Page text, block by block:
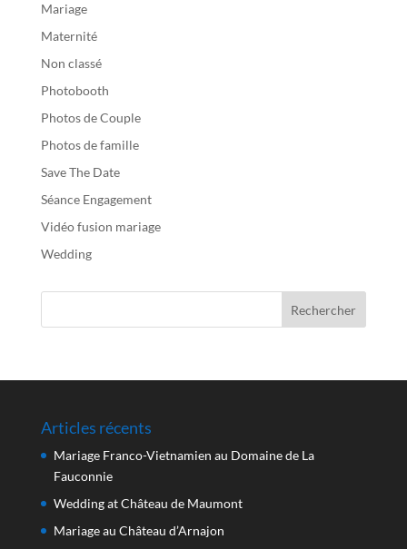
Mariage
Maternité
Non classé
Photobooth
Photos de Couple
Photos de famille
Save The Date
Séance Engagement
Vidéo fusion mariage
Wedding
Articles récents
Mariage Franco-Vietnamien au Domaine de La
Fauconnie
Wedding at Château de Maumont
Mariage au Château d’Arnajon